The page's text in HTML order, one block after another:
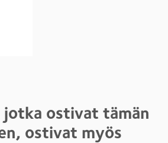
jotka ostivat tämän
ostivat myös